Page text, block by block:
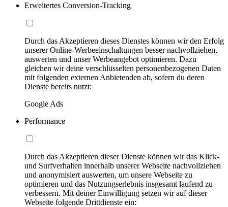
Erweitertes Conversion-Tracking
Durch das Akzeptieren dieses Dienstes können wir den Erfolg
unserer Online-Werbeeinschaltungen besser nachvollziehen,
auswerten und unser Werbeangebot optimieren. Dazu
gleichen wir deine verschlüsselten personenbezogenen Daten
mit folgenden externen Anbietenden ab, sofern du deren
Dienste bereits nutzt:
Google Ads
Performance
Durch das Akzeptieren dieser Dienste können wir das Klick-
und Surfverhalten innerhalb unserer Webseite nachvollziehen
und anonymisiert auswerten, um unsere Webseite zu
optimieren und das Nutzungserlebnis insgesamt laufend zu
verbessern. Mit deiner Einwilligung setzen wir auf dieser
Webseite folgende Drittdienste ein: